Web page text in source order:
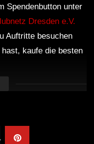
Spendenbutton unter
Dresden e.V.
Auftritte besuchen
kaufe die besten